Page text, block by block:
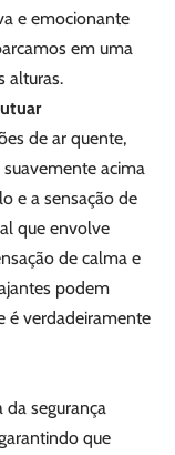
e emocionante
em uma
alturas.
de ar quente,
acima
e a sensação de
que envolve
de calma e
podem
é verdadeiramente
segurança
que